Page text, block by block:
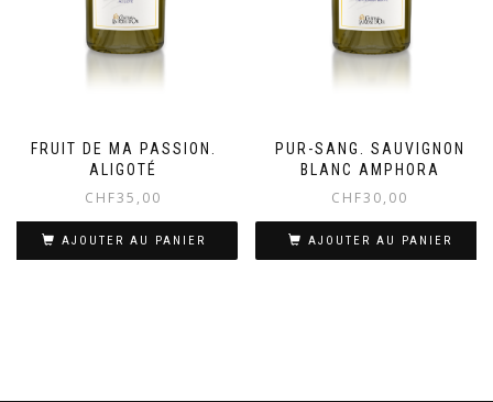
FRUIT DE MA PASSION.
ALIGOTÉ
CHF35,00
AJOUTER AU PANIER
PUR-SANG. SAUVIGNON
BLANC AMPHORA
CHF30,00
AJOUTER AU PANIER